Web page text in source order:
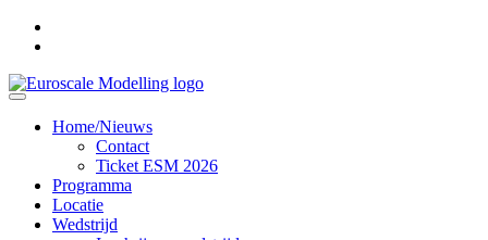
Home/Nieuws
Contact
Ticket ESM 2026
Programma
Locatie
Wedstrijd